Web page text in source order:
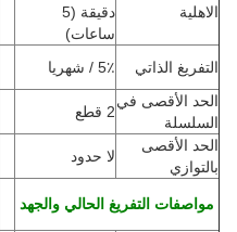
الاهلية
دقيقة (5
ساعات)
التفريغ الذاتي 5٪ / شهريا
الحد الأقصى في
السلسلة
2 قطع
الحد الأقصى
بالتوازي
لا حدود
مواصفات التفريغ الحالي والجهد